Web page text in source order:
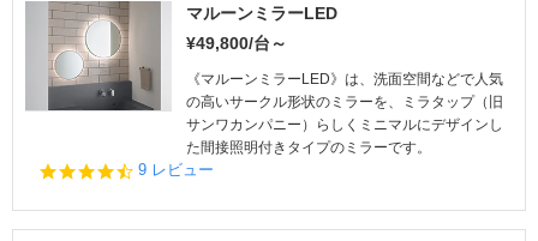
a
t
i
マルーンミラーLED
¥49,800/台～
《マルーンミラーLED》は、洗面空間などで人気
の高いサークル形状のミラーを、ミラタップ（旧
サンワカンパニー）らしくミニマルにデザインし
た間接照明付きタイプのミラーです。
4.
s
t
9 レビュー